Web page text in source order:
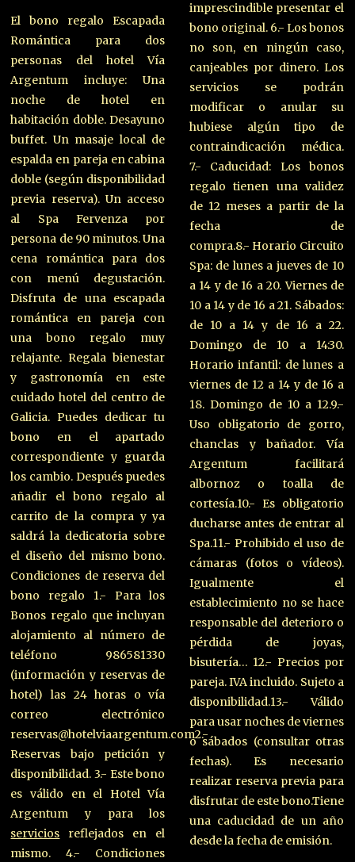
El bono regalo Escapada
Romántica para dos
personas del hotel Vía
Argentum incluye: Una
noche de hotel en
habitación doble. Desayuno
buffet. Un masaje local de
espalda en pareja en cabina
doble (según disponibilidad
previa reserva). Un acceso
al Spa Fervenza por
persona de 90 minutos. Una
cena romántica para dos
con menú degustación.
Disfruta de una escapada
romántica en pareja con
una bono regalo muy
relajante. Regala bienestar
y gastronomía en este
cuidado hotel del centro de
Galicia. Puedes dedicar tu
bono en el apartado
correspondiente y guarda
los cambio. Después puedes
añadir el bono regalo al
carrito de la compra y ya
saldrá la dedicatoria sobre
el diseño del mismo bono.
Condiciones de reserva del
bono regalo 1.- Para los
Bonos regalo que incluyan
alojamiento al número de
teléfono 986581330
(información y reservas de
hotel) las 24 horas o vía
correo electrónico
reservas@hotelviaargentum.com2.-
Reservas bajo petición y
disponibilidad. 3.- Este bono
es válido en el Hotel Vía
Argentum y para los
servicios reflejados en el
mismo. 4.- Condiciones
imprescindible presentar el
bono original. 6.- Los bonos
no son, en ningún caso,
canjeables por dinero. Los
servicios se podrán
modificar o anular su
hubiese algún tipo de
contraindicación médica.
7.- Caducidad: Los bonos
regalo tienen una validez
de 12 meses a partir de la
fecha de
compra.8.- Horario Circuito
Spa: de lunes a jueves de 10
a 14 y de 16 a 20. Viernes de
10 a 14 y de 16 a 21. Sábados:
de 10 a 14 y de 16 a 22.
Domingo de 10 a 14:30.
Horario infantil: de lunes a
viernes de 12 a 14 y de 16 a
18. Domingo de 10 a 12.9.-
Uso obligatorio de gorro,
chanclas y bañador. Vía
Argentum facilitará
albornoz o toalla de
cortesía.10.- Es obligatorio
ducharse antes de entrar al
Spa.11.- Prohibido el uso de
cámaras (fotos o vídeos).
Igualmente el
establecimiento no se hace
responsable del deterioro o
pérdida de joyas,
bisutería… 12.- Precios por
pareja. IVA incluido. Sujeto a
disponibilidad.13.- Válido
para usar noches de viernes
o sábados (consultar otras
fechas). Es necesario
realizar reserva previa para
disfrutar de este bono.Tiene
una caducidad de un año
desde la fecha de emisión.